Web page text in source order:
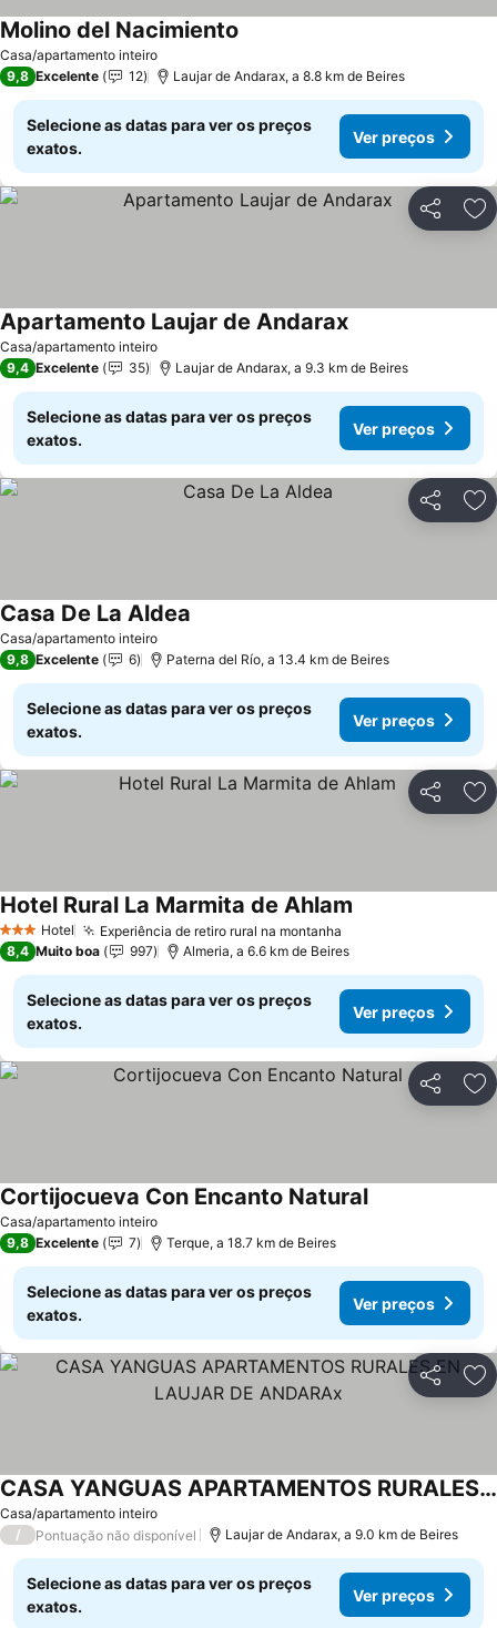
Casa/apartamento inteiro
Molino del Nacimiento
9,8 Excelente 12 Laujar de Andarax, a 8.8 km de Beires
Selecione as datas para ver os preços
exatos.
Ver preços
Partilhar
Casa/apartamento inteiro
Apartamento Laujar de Andarax
9,4 Excelente 35 Laujar de Andarax, a 9.3 km de Beires
Selecione as datas para ver os preços
exatos.
Ver preços
Partilhar
Casa/apartamento inteiro
Casa De La Aldea
9,8 Excelente 6 Paterna del Río, a 13.4 km de Beires
Selecione as datas para ver os preços
exatos.
Ver preços
Partilhar
3 EstrelasHotel Experiência de retiro rural na montanha
Hotel Rural La Marmita de Ahlam
8,4 Muito boa 997 Almeria, a 6.6 km de Beires
Selecione as datas para ver os preços
exatos.
Ver preços
Partilhar
Casa/apartamento inteiro
Cortijocueva Con Encanto Natural
9,8 Excelente 7 Terque, a 18.7 km de Beires
Selecione as datas para ver os preços
exatos.
Ver preços
Partilhar
Casa/apartamento inteiro
CASA YANGUAS APARTAMENTOS RURALES EN LAUJAR DE ANDARAx
/ Pontuação não disponível Laujar de Andarax, a 9.0 km de Beires
Selecione as datas para ver os preços
exatos.
Ver preços